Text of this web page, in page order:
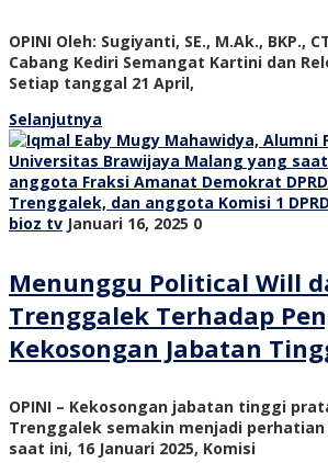
OPINI Oleh: Sugiyanti, SE., M.Ak., BKP.,
Cabang Kediri Semangat Kartini dan
Setiap tanggal 21 April,
Selanjutnya
bioz tv Januari 16, 2025 0
Menunggu Political Will
Trenggalek Terhadap
Kekosongan Jabatan
OPINI – Kekosongan jabatan tinggi
Trenggalek semakin menjadi
saat ini, 16 Januari 2025, Komisi